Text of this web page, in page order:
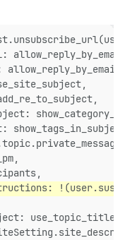
allow_reply_by_email,
allow_reply_by_email
show_tags_in_subject,